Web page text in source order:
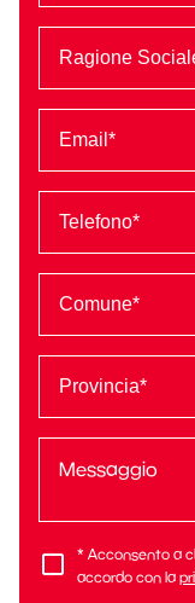
* Acconsento a
accordo con la